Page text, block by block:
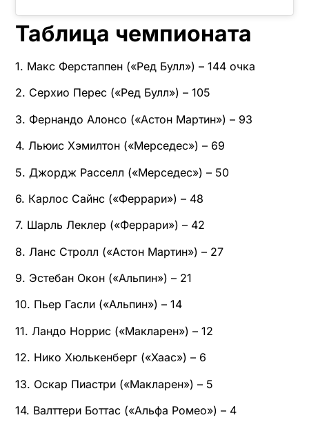
Таблица чемпионата
1. Макс Ферстаппен («Ред Булл») – 144 очка
2. Серхио Перес («Ред Булл») – 105
3. Фернандо Алонсо («Астон Мартин») – 93
4. Льюис Хэмилтон («Мерседес») – 69
5. Джордж Расселл («Мерседес») – 50
6. Карлос Сайнс («Феррари») – 48
7. Шарль Леклер («Феррари») – 42
8. Ланс Стролл («Астон Мартин») – 27
9. Эстебан Окон («Альпин») – 21
10. Пьер Гасли («Альпин») – 14
11. Ландо Норрис («Макларен») – 12
12. Нико Хюлькенберг («Хаас») – 6
13. Оскар Пиастри («Макларен») – 5
14. Валттери Боттас («Альфа Ромео») – 4